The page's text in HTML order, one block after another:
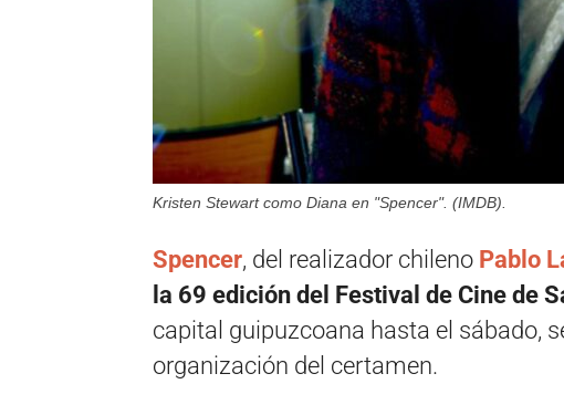
Kristen Stewart como Diana en "Spencer". (IMDB).
Spencer, del realizador chileno Pablo
la 69 edición del Festival de Cine de
capital guipuzcoana hasta el sábado,
organización del certamen.